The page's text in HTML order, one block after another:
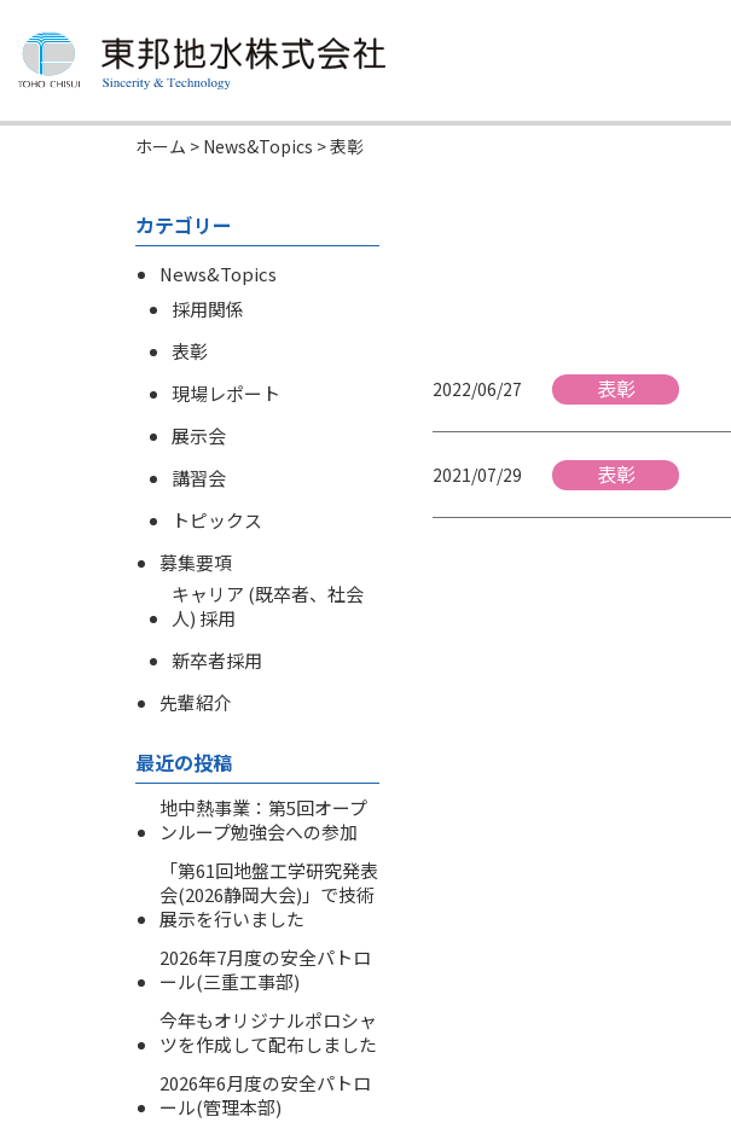
ホーム > News&Topics >表彰
2022/06/27 表彰
2021/07/29 表彰
カテゴリー
News&Topics
採用関係
表彰
現場レポート
展示会
講習会
トピックス
募集要項
キャリア (既卒者、社会
人) 採用
新卒者採用
先輩紹介
最近の投稿
地中熱事業：第5回オープ
ンループ勉強会への参加
「第61回地盤工学研究発表
会(2026静岡大会)」で技術
展示を行いました
2026年7月度の安全パトロ
ール(三重工事部)
今年もオリジナルポロシャ
ツを作成して配布しました
2026年6月度の安全パトロ
ール(管理本部)